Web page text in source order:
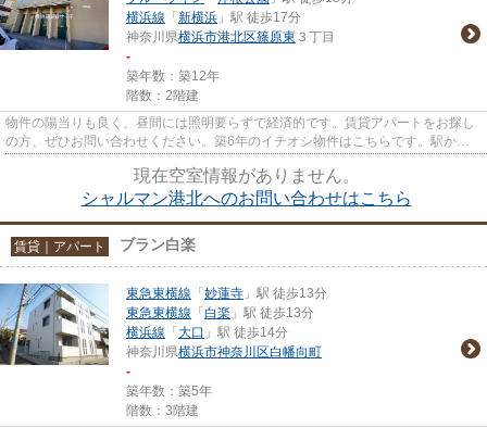
横浜線 「 新横浜 」駅 徒歩17分
神奈川県横浜市港北区篠原東 ３丁目
-
築年数：築12年
階数：2階建
物件の陽当りも良く、昼間には照明要らずで経済的です。賃貸アパートをお探し
の方、ぜひお問い合わせください。築6年のイチオシ物件はこちらです。駅から
現在空室情報がありません。
シャルマン港北へのお問い合わせはこちら
賃貸｜アパート ブラン白楽
東急東横線 「 妙蓮寺 」駅 徒歩13分
東急東横線 「 白楽 」駅 徒歩13分
横浜線 「 大口 」駅 徒歩14分
神奈川県横浜市神奈川区白幡向町
-
築年数：築5年
階数：3階建